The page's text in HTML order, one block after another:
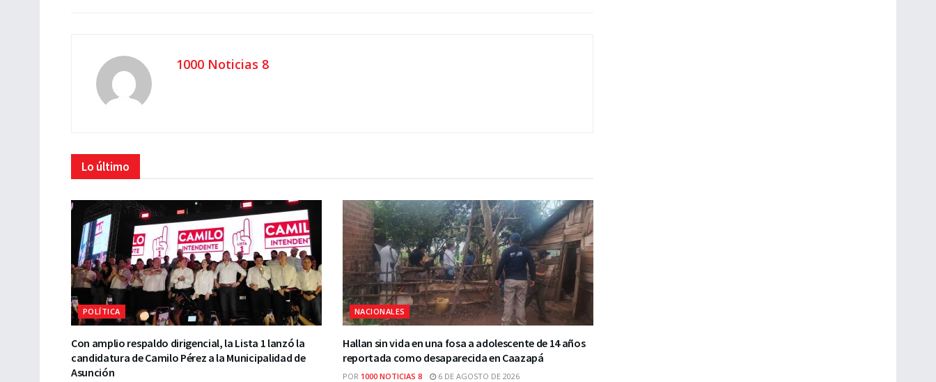
1000 Noticias 8
Lo último
POLÍTICA
Con amplio respaldo dirigencial, la Lista 1 lanzó la
candidatura de Camilo Pérez a la Municipalidad de
Asunción
NACIONALES
Hallan sin vida en una fosa a adolescente de 14 años
reportada como desaparecida en Caazapá
POR 1000 NOTICIAS 8 6 DE AGOSTO DE 2026